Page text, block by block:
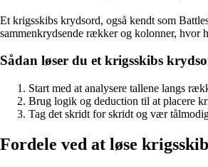
Et krigsskibs krydsord, også kendt som
sammenkrydsende rækker og kolonner, hvor
Sådan løser du et krigsskibs
Start med at analysere tallene langs
Brug logik og deduction til at placere
Tag det skridt for skridt og vær
Fordele ved at løse